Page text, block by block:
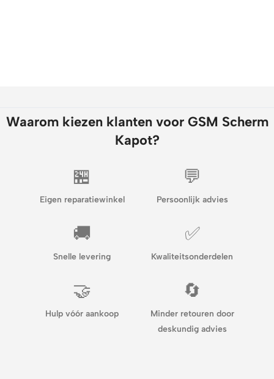
Waarom kiezen klanten voor GSM Scherm
Kapot?
🏪
Eigen reparatiewinkel
💬
Persoonlijk advies
🚚
Snelle levering
✅
Kwaliteitsonderdelen
🤝
Hulp vóór aankoop
🔄
Minder retouren door
deskundig advies